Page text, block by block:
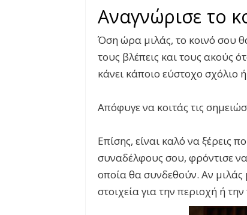
Αναγνώρισε το
Όση ώρα μιλάς, το κοινό σου
τους βλέπεις και τους ακούς
κάνει κάποιο εύστοχο σχόλιο
Απόφυγε να κοιτάς τις
Επίσης, είναι καλό να ξέρεις
συναδέλφους σου, φρόντισε
οποία θα συνδεθούν. Αν μιλάς
στοιχεία για την περιοχή ή